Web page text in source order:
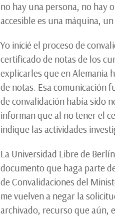
no hay una persona, no hay
accesible es una máquina,
Yo inicié el proceso de
certificado de notas de los
explicarles que en Alemania
de notas. Esa comunicación
de convalidación había sido
informan que al no tener el
indique las actividades
La Universidad Libre de
documento que haga parte
de Convalidaciones del
me vuelven a negar la
archivado, recurso que aún,